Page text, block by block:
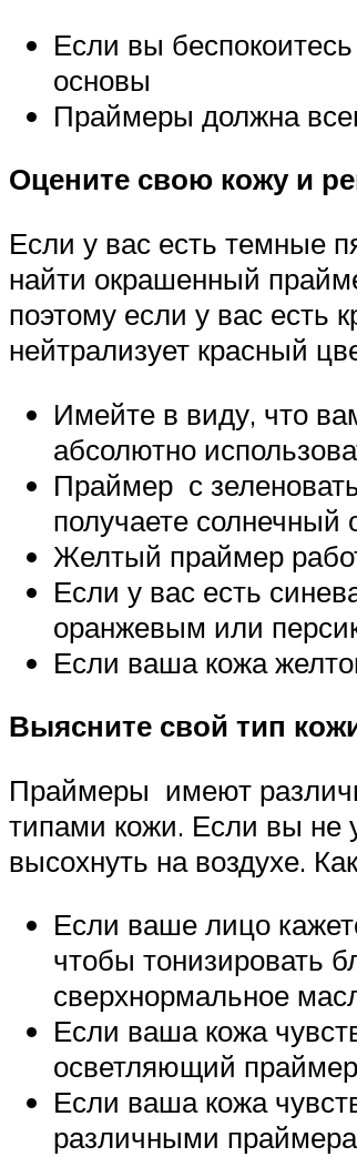
Если вы
основы
Праймеры должна
Оцените свою кожу и
Если у вас есть темные
найти окрашенный
поэтому если у вас есть
нейтрализует красный
Имейте в виду, что
абсолютно
Праймер с
получаете
Желтый праймер
Если у вас есть
оранжевым или
Если ваша кожа
Выясните свой тип
Праймеры имеют
типами кожи. Если вы не
высохнуть на воздухе.
Если ваше лицо
чтобы тонизировать
сверхнормальное
Если ваша кожа
осветляющий
Если ваша кожа
различными